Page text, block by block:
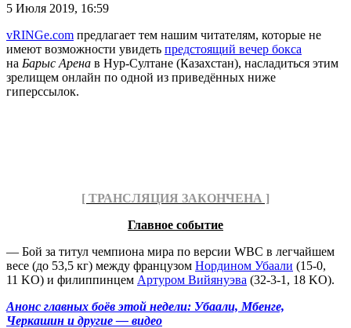
5 Июля 2019, 16:59
vRINGe.com предлагает тем нашим читателям, которые не
имеют возможности увидеть предстоящий вечер бокса
на Барыс Арена в Нур-Султане (Казахстан), насладиться этим
зрелищем онлайн по одной из приведённых ниже
гиперссылок.
[ ТРАНСЛЯЦИЯ ЗАКОНЧЕНА ]
Главное событие
— Бой за титул чемпиона мира по версии WBC в легчайшем
весе (до 53,5 кг) между французом Нордином Убаали (15-0,
11 KO) и филиппинцем Артуром Вийянуэва (32-3-1, 18 KO).
Анонс главных боёв этой недели: Убаали, Мбенге,
Черкашин и другие — видео